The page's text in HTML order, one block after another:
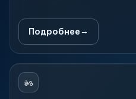
Подробнее